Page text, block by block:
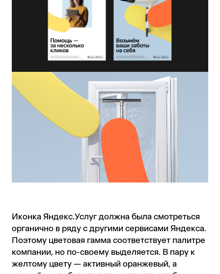
Иконка Яндекс.Услуг должна была смотреться
органично в ряду с другими сервисами Яндекса.
Поэтому цветовая гамма соответствует палитре
компании, но по-своему выделяется. В пару к
желтому цвету — активный оранжевый, а